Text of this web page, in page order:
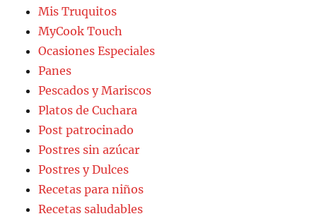
Mis Truquitos
MyCook Touch
Ocasiones Especiales
Panes
Pescados y Mariscos
Platos de Cuchara
Post patrocinado
Postres sin azúcar
Postres y Dulces
Recetas para niños
Recetas saludables